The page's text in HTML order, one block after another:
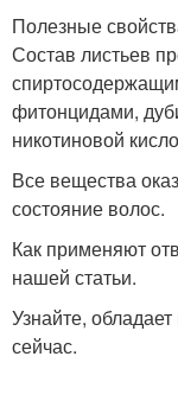
Полезные
Состав листьев
фитонцидами,
никотиновой
Все вещества
состояние волос.
Как применяют
нашей статьи.
Узнайте,
сейчас.